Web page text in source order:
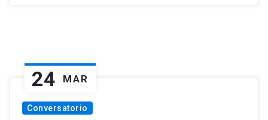
24 MAR
Conversatorio